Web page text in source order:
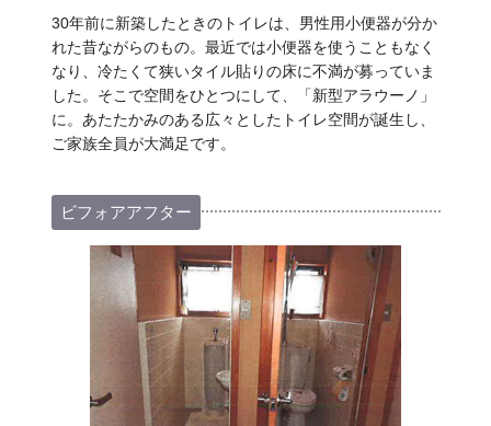
30年前に新築したときのトイレは、男性用小便器が分か
れた昔ながらのもの。最近では小便器を使うこともなく
なり、冷たくて狭いタイル貼りの床に不満が募っていま
した。そこで空間をひとつにして、「新型アラウーノ」
に。あたたかみのある広々としたトイレ空間が誕生し、
ご家族全員が大満足です。
ビフォアアフター